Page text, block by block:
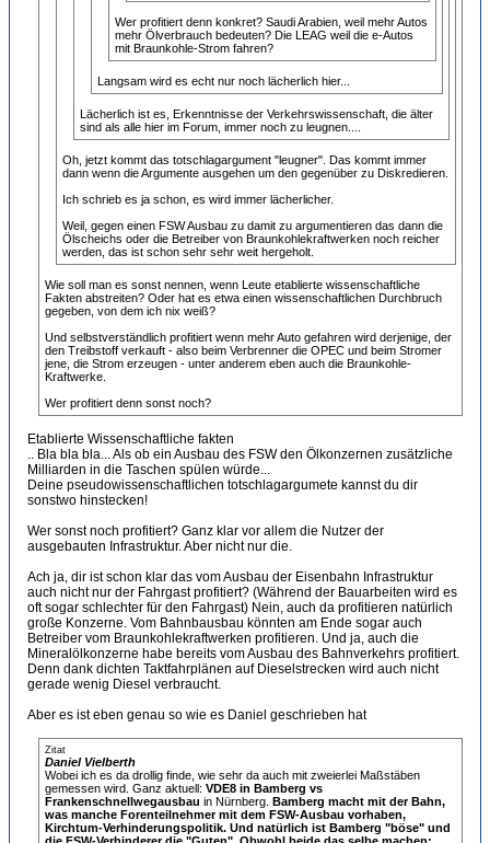
Wer profitiert denn konkret? Saudi Arabien, weil mehr Autos
mehr Ölverbrauch bedeuten? Die LEAG weil die e-Autos
mit Braunkohle-Strom fahren?
Langsam wird es echt nur noch lächerlich hier...
Lächerlich ist es, Erkenntnisse der Verkehrswissenschaft, die älter
sind als alle hier im Forum, immer noch zu leugnen....
Oh, jetzt kommt das totschlagargument "leugner". Das kommt immer
dann wenn die Argumente ausgehen um den gegenüber zu Diskredieren.
Ich schrieb es ja schon, es wird immer lächerlicher.
Weil, gegen einen FSW Ausbau zu damit zu argumentieren das dann die
Ölscheichs oder die Betreiber von Braunkohlekraftwerken noch reicher
werden, das ist schon sehr sehr weit hergeholt.
Wie soll man es sonst nennen, wenn Leute etablierte wissenschaftliche
Fakten abstreiten? Oder hat es etwa einen wissenschaftlichen Durchbruch
gegeben, von dem ich nix weiß?
Und selbstverständlich profitiert wenn mehr Auto gefahren wird derjenige, der
den Treibstoff verkauft - also beim Verbrenner die OPEC und beim Stromer
jene, die Strom erzeugen - unter anderem eben auch die Braunkohle-
Kraftwerke.
Wer profitiert denn sonst noch?
Etablierte Wissenschaftliche fakten
.. Bla bla bla... Als ob ein Ausbau des FSW den Ölkonzernen zusätzliche
Milliarden in die Taschen spülen würde...
Deine pseudowissenschaftlichen totschlagargumete kannst du dir
sonstwo hinstecken!
Wer sonst noch profitiert? Ganz klar vor allem die Nutzer der
ausgebauten Infrastruktur. Aber nicht nur die.
Ach ja, dir ist schon klar das vom Ausbau der Eisenbahn Infrastruktur
auch nicht nur der Fahrgast profitiert? (Während der Bauarbeiten wird es
oft sogar schlechter für den Fahrgast) Nein, auch da profitieren natürlich
große Konzerne. Vom Bahnbausbau könnten am Ende sogar auch
Betreiber vom Braunkohlekraftwerken profitieren. Und ja, auch die
Mineralölkonzerne habe bereits vom Ausbau des Bahnverkehrs profitiert.
Denn dank dichten Taktfahrplänen auf Dieselstrecken wird auch nicht
gerade wenig Diesel verbraucht.
Aber es ist eben genau so wie es Daniel geschrieben hat
Zitat
Daniel Vielberth
Wobei ich es da drollig finde, wie sehr da auch mit zweierlei Maßstäben
gemessen wird. Ganz aktuell: VDE8 in Bamberg vs
Frankenschnellwegausbau in Nürnberg. Bamberg macht mit der Bahn,
was manche Forenteilnehmer mit dem FSW-Ausbau vorhaben,
Kirchtum-Verhinderungspolitik. Und natürlich ist Bamberg "böse" und